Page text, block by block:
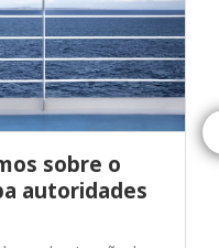
sobre o
autoridades